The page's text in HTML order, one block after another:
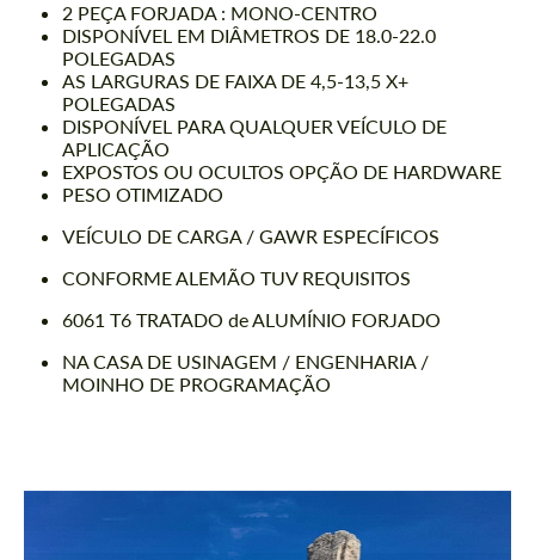
2 PEÇA FORJADA : MONO-CENTRO
DISPONÍVEL EM DIÂMETROS DE 18.0-22.0
POLEGADAS
AS LARGURAS DE FAIXA DE 4,5-13,5 X+
POLEGADAS
DISPONÍVEL PARA QUALQUER VEÍCULO DE
APLICAÇÃO
EXPOSTOS OU OCULTOS OPÇÃO DE HARDWARE
PESO OTIMIZADO
VEÍCULO DE CARGA / GAWR ESPECÍFICOS
CONFORME ALEMÃO TUV REQUISITOS
6061 T6 TRATADO de ALUMÍNIO FORJADO
NA CASA DE USINAGEM / ENGENHARIA /
MOINHO DE PROGRAMAÇÃO